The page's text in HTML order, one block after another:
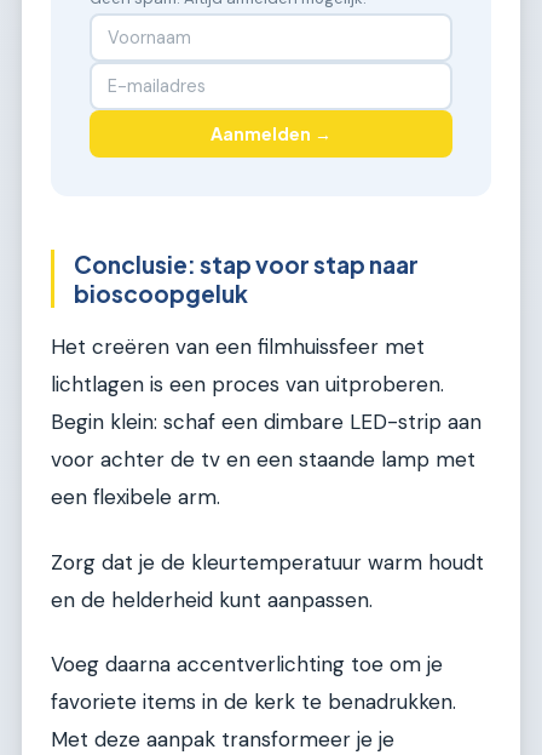
Aanmelden →
Conclusie: stap voor stap naar
bioscoopgeluk
Het creëren van een filmhuissfeer met
lichtlagen is een proces van uitproberen.
Begin klein: schaf een dimbare LED-strip aan
voor achter de tv en een staande lamp met
een flexibele arm.
Zorg dat je de kleurtemperatuur warm houdt
en de helderheid kunt aanpassen.
Voeg daarna accentverlichting toe om je
favoriete items in de kerk te benadrukken.
Met deze aanpak transformeer je je